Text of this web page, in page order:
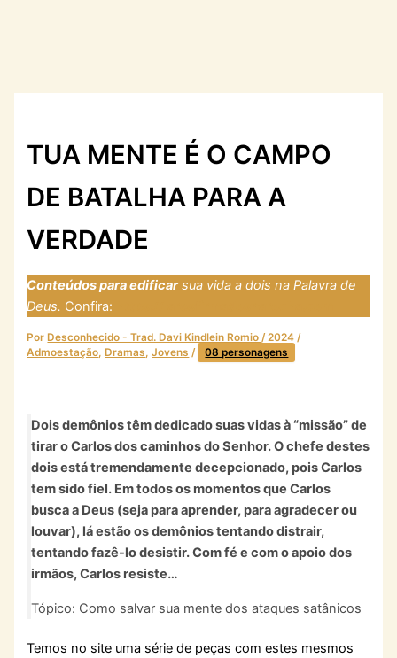
TUA MENTE É O CAMPO
DE BATALHA PARA A
VERDADE
Conteúdos para edificarsua vida a dois na Palavra de
Deus. Confira:
Por Desconhecido - Trad. Davi Kindlein Romio/2024/
Admoestação, Dramas,Jovens / 08 personagens
Dois demônios têm dedicado suas vidas à “missão” de
tirar o Carlos dos caminhos do Senhor. O chefe destes
dois está tremendamente decepcionado, pois Carlos
tem sido fiel. Em todos os momentos que Carlos
busca a Deus (seja para aprender, para agradecer ou
louvar), lá estão os demônios tentando distrair,
tentando fazê-lo desistir. Com fé e com o apoio dos
irmãos, Carlos resiste…
Tópico: Como salvar sua mente dos ataques satânicos
Temos no site uma série de peças com estes mesmos